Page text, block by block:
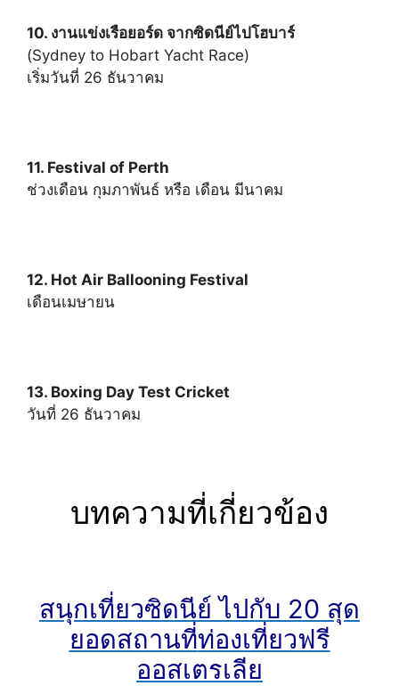
10. งานแข่งเรือยอร์ด จากซิดนีย์ไปโฮบาร์
(Sydney to Hobart Yacht Race)
เริ่มวันที่ 26 ธันวาคม
11. Festival of Perth
ช่วงเดือน กุมภาพันธ์ หรือ เดือน มีนาคม
12. Hot Air Ballooning Festival
เดือนเมษายน
13. Boxing Day Test Cricket
วันที่ 26 ธันวาคม
บทความที่เกี่ยวข้อง
สนุกเที่ยวซิดนีย์ ไปกับ 20 สุด
ยอดสถานที่ท่องเที่ยวฟรี
ออสเตรเลีย